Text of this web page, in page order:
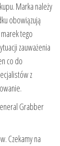
Marka należy
obowiązują
tego
zauważenia
co do
z
Grabber
Czekamy na